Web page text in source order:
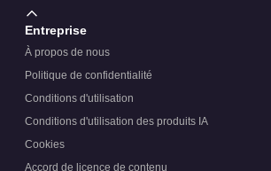
Entreprise
À propos de nous
Politique de confidentialité
Conditions d'utilisation
Conditions d'utilisation des produits IA
Cookies
Accord de licence de contenu